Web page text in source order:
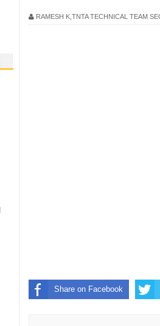
RAMESH K,TNTA TECHNICAL TEAM
Share on Facebook